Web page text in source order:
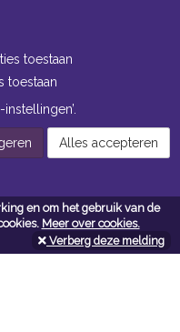
en om het gebruik van de
Meer over cookies.
Verberg deze melding
toestaan
toestaan
Alles accepteren